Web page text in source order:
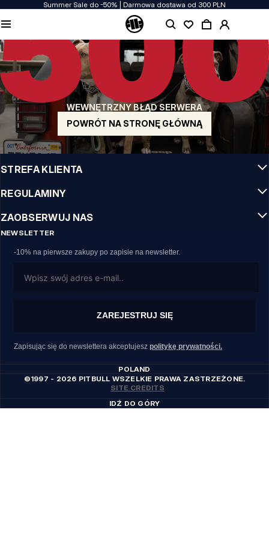
Summer Sale do -50% | Darmowa dostawa od 300 PLN
WEWNĘTRZNY BŁĄD SERWERA
POWRÓT NA STRONĘ GŁÓWNĄ
JAKOŚĆ TO DLA NAS PRIORYTET
Naszą odzież produkujemy z pasją! Nie idziemy na kompromis w kwestiach
wytrzymałości, długowieczności materiałów i dbałości o detal.
US ORIGIN
Nasze korzenie sięgają San Diego z poczatku lat 90-tych XX wieku. Nasz styl jest
surowy, autentyczny i stanowczy.
MARKA Z CHARAKTEREM
Nasze kolekcje wybierają sportowcy, fighterzy i uparci indywidualiści.
INFO
STREFA KLIENTA
REGULAMINY
ZAOBSERWUJ NAS
NEWSLETTER
-10% na pierwsze zakupy po zapisie na newsletter.
ZAREJESTRUJ SIĘ
Zapisując się do newslettera akceptujesz politykę prywatności.
POLAND
©1997 - 2026 PITBULL WSZELKIE PRAWA ZASTRZEŻONE.
SITE CREDITS
IDŹ DO GÓRY